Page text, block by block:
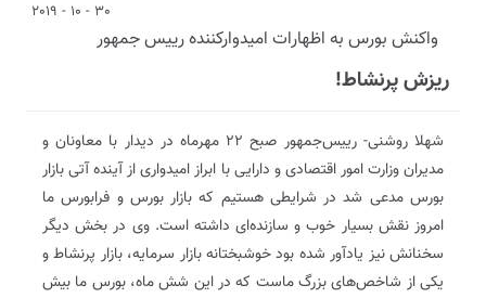
30 - 10 - 2019
واکنش بورس به اظهارات امیدوارکننده رییس جمهور
ریزش پر‌نشاط!
شهلا روشنی- رییس‌جمهور صبح ۲۲ مهرماه در دیدار با معاونان و
مدیران وزارت امور اقتصادی و دارایی با ابراز امیدواری از آینده آتی بازار
بورس مدعی شد در شرایطی هستیم که بازار بورس و فرابورس ما
امروز نقش بسیار خوب و سازنده‌ای داشته است. وی در بخش دیگر
سخنانش نیز یادآور شده بود خوشبختانه بازار سرمایه، بازار پرنشاط و
یکی از شاخص‌های بزرگ ماست که در این شش ماه، بورس ما بیش